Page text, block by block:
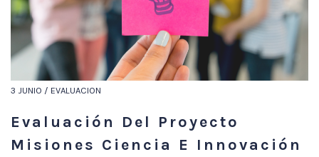
3 JUNIO / EVALUACION
Evaluación Del Proyecto
Misiones Ciencia E Innovación